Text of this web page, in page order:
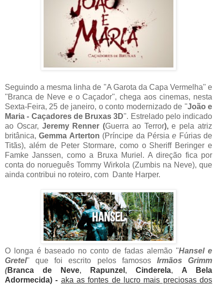
Seguindo a mesma linha de "A Garota da Capa Vermelha'' e
''Branca de Neve e o Caçador'', chega aos cinemas, nesta
Sexta-Feira, 25 de janeiro, o conto modernizado de ''João e
Maria - Caçadores de Bruxas 3D''. Estrelado pelo indicado
ao Oscar, Jeremy Renner (Guerra ao Terror),e pela atriz
britânica,Gemma Arterton (Príncipe da Pérsiae Fúrias de
Titãs), além de Peter Stormare, como o Sheriff Beringer e
FamkeJanssen, como a Bruxa Muriel. A direção fica por
conta do norueguês Tommy Wirkola (Zumbis na Neve), que
ainda contribui no roteiro, com Dante Harper.
O longa é baseado no conto de fadas alemão ''Hansel e
Gretel'' que foi escrito pelos famosos Irmãos Grimm
(Branca de Neve, Rapunzel , Cinderela, A Bela
Adormecida) - aka as fontes de lucro mais preciosas dos